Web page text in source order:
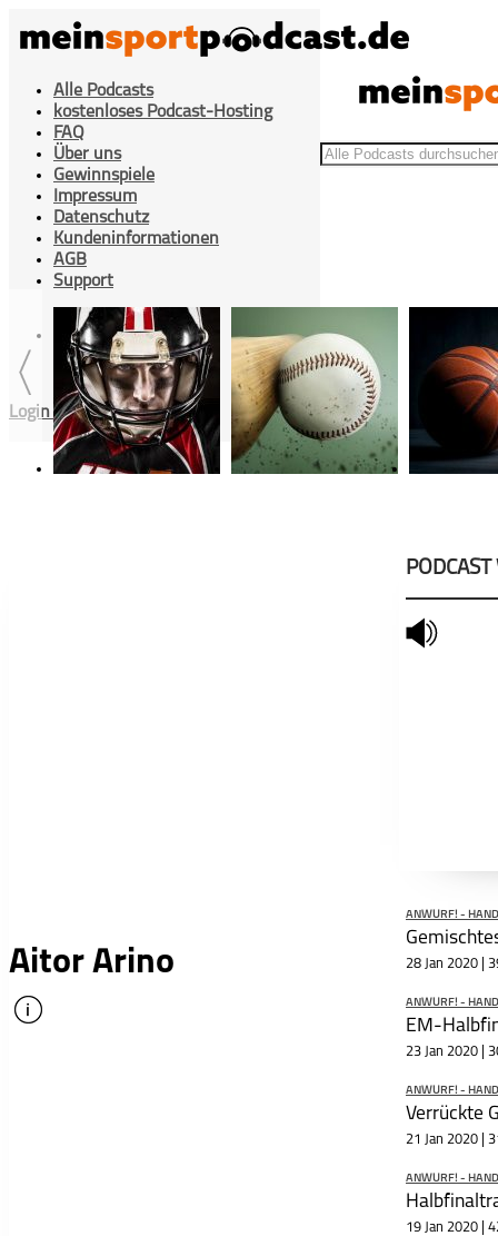
Alle Podcasts
kostenloses Podcast-Hosting
FAQ
Über uns
Gewinnspiele
Impressum
Datenschutz
Kundeninformationen
AGB
Support
Cookies Einstellung
Login / Registrieren
Home > Beiträge getaggt "Aitor Arino"
Aitor Arino
info
mute
ANWURF! -
28 Jan 2020 |
ANWURF! -
EM-
23 Jan 2020 |
ANWURF! -
Verrückte
21 Jan 2020 |
ANWURF! -
19 Jan 2020 |